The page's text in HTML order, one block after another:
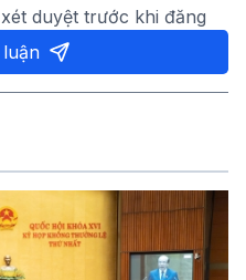
duyệt trước khi đăng